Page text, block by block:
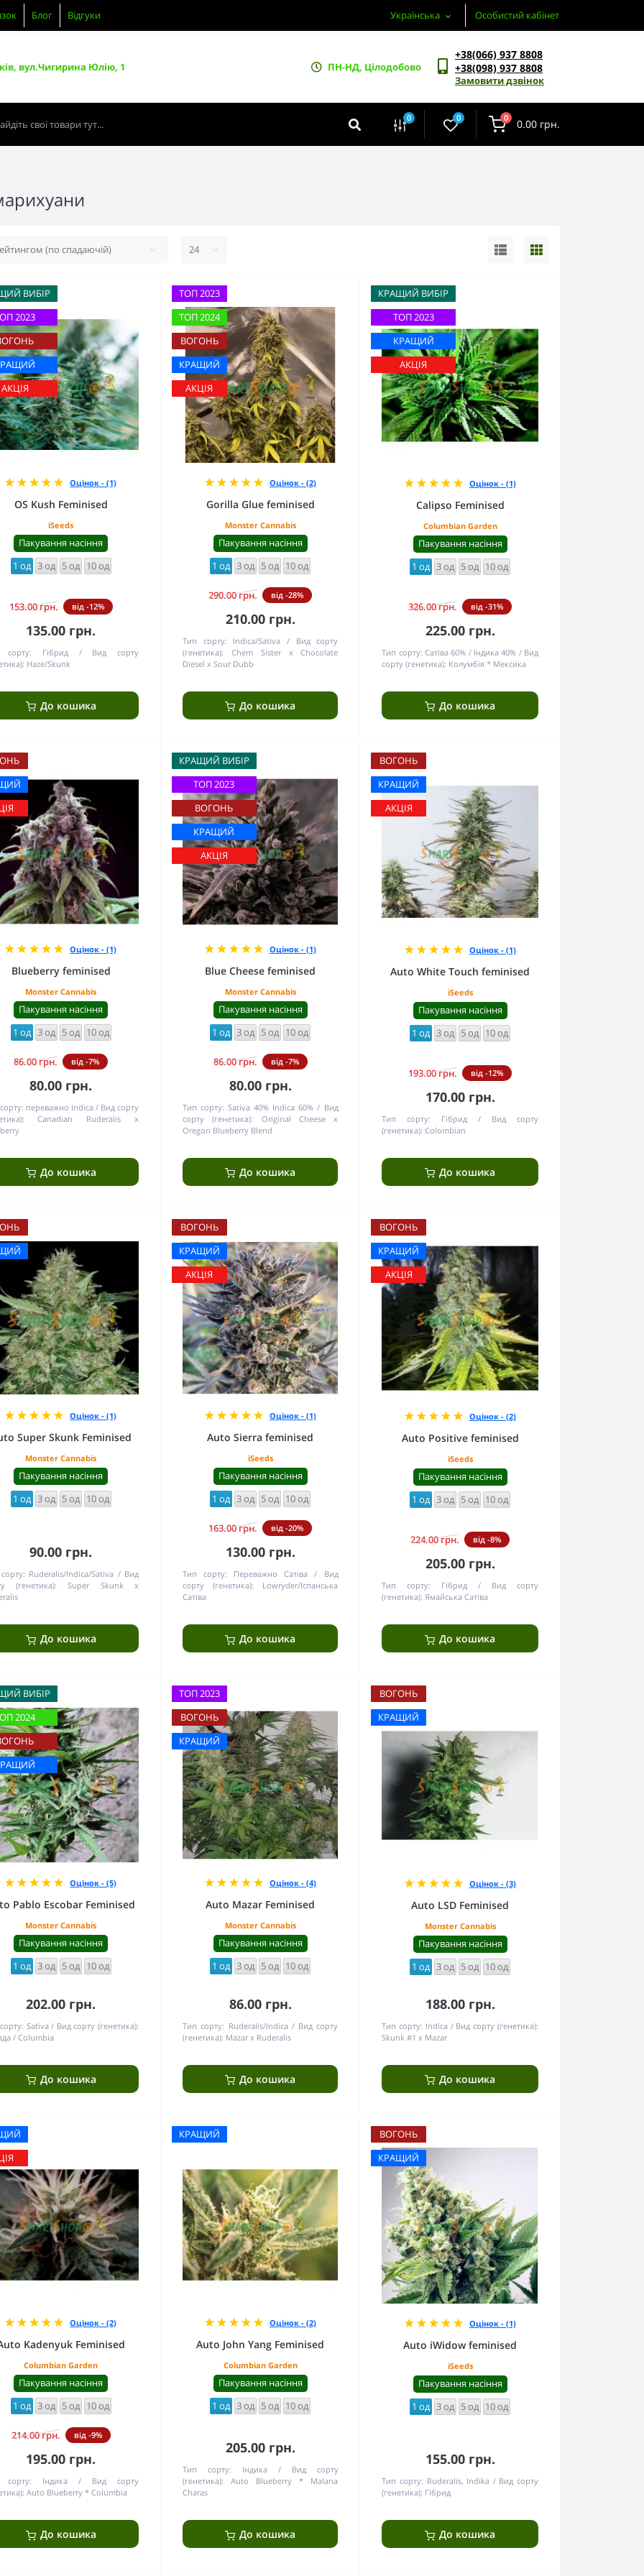
Блог Відгуки Українська Особистий кабінет
вул.Чигирина Юлію, 1 ПН-НД, Цілодобово
+38(066) 937 8808
+38(098) 937 8808
Замовити дзвінок
0 0 0 0.00 грн.
ВИБІР
2023
АКЦІЯ
Оцінок - (1)
OS Kush Feminised
iSeeds
Пакування насіння
1 од 3 од 5 од 10 од
153.00 грн. від -12%
135.00 грн.
сорту: Гібрид
Вид сорту
Haze/Skunk
До кошика
ТОП 2023
ТОП 2024
ВОГОНЬ
КРАЩИЙ
АКЦІЯ
Оцінок - (2)
Gorilla Glue feminised
Monster Cannabis
Пакування насіння
1 од 3 од 5 од 10 од
290.00 грн. від -28%
210.00 грн.
Тип сорту: Indica/Sativa
Вид сорту
(генетика):
Chem Sister x Chocolate
Diesel x Sour Dubb
До кошика
КРАЩИЙ ВИБІР
ТОП 2023
КРАЩИЙ
АКЦІЯ
Оцінок - (1)
Calipso Feminised
Columbian Garden
Пакування насіння
1 од 3 од 5 од 10 од
326.00 грн. від -31%
225.00 грн.
Тип сорту: Сатіва 60% / Індика 40%
Вид
сорту (генетика): Колумбія * Мексика
До кошика
Оцінок - (1)
Blueberry feminised
Monster Cannabis
Пакування насіння
1 од 3 од 5 од 10 од
86.00 грн. від -7%
80.00 грн.
переважно Indica
Вид сорту
Canadian Ruderalis x
До кошика
КРАЩИЙ ВИБІР
ТОП 2023
ВОГОНЬ
КРАЩИЙ
АКЦІЯ
Оцінок - (1)
Blue Cheese feminised
Monster Cannabis
Пакування насіння
1 од 3 од 5 од 10 од
86.00 грн. від -7%
80.00 грн.
Тип сорту: Sativa 40% Indica 60%
Вид
сорту (генетика):
Original Cheese x
Oregon Blueberry Blend
До кошика
ВОГОНЬ
КРАЩИЙ
АКЦІЯ
Оцінок - (1)
Auto White Touch feminised
iSeeds
Пакування насіння
1 од 3 од 5 од 10 од
193.00 грн. від -12%
170.00 грн.
Тип сорту: Гібрид
Вид сорту
(генетика): Colombian
До кошика
Оцінок - (1)
Super Skunk Feminised
Monster Cannabis
Пакування насіння
1 од 3 од 5 од 10 од
90.00 грн.
Ruderalis/Indica/Sativa
Вид
(генетика):
Super Skunk x
До кошика
ВОГОНЬ
КРАЩИЙ
АКЦІЯ
Оцінок - (1)
Auto Sierra feminised
iSeeds
Пакування насіння
1 од 3 од 5 од 10 од
163.00 грн. від -20%
130.00 грн.
Тип сорту: Переважно Сатіва
Вид
сорту (генетика):
Lowryder/Іспанська
Сатіва
До кошика
ВОГОНЬ
КРАЩИЙ
АКЦІЯ
Оцінок - (2)
Auto Positive feminised
iSeeds
Пакування насіння
1 од 3 од 5 од 10 од
224.00 грн. від -8%
205.00 грн.
Тип сорту: Гібрид
Вид сорту
(генетика): Ямайська Сатіва
До кошика
ВИБІР
2024
Оцінок - (5)
Pablo Escobar Feminised
Monster Cannabis
Пакування насіння
1 од 3 од 5 од 10 од
202.00 грн.
Sativa
Вид сорту (генетика):
/ Columbia
До кошика
ТОП 2023
ВОГОНЬ
КРАЩИЙ
Оцінок - (4)
Auto Mazar Feminised
Monster Cannabis
Пакування насіння
1 од 3 од 5 од 10 од
86.00 грн.
Тип сорту: Ruderalis/Indica
Вид сорту
(генетика): Mazar x Ruderalis
До кошика
ВОГОНЬ
КРАЩИЙ
Оцінок - (3)
Auto LSD Feminised
Monster Cannabis
Пакування насіння
1 од 3 од 5 од 10 од
188.00 грн.
Тип сорту: Indica
Вид сорту (генетика):
Skunk #1 x Mazar
До кошика
Оцінок - (2)
Kadenyuk Feminised
Columbian Garden
Пакування насіння
1 од 3 од 5 од 10 од
214.00 грн. від -9%
195.00 грн.
сорту: Індика
Вид сорту
Auto Blueberry * Columbia
До кошика
КРАЩИЙ
Оцінок - (2)
Auto John Yang Feminised
Columbian Garden
Пакування насіння
1 од 3 од 5 од 10 од
205.00 грн.
Тип сорту: Індика
Вид сорту
(генетика):
Auto Blueberry * Malana
Charas
До кошика
ВОГОНЬ
КРАЩИЙ
Оцінок - (1)
Auto iWidow feminised
iSeeds
Пакування насіння
1 од 3 од 5 од 10 од
155.00 грн.
Тип сорту: Ruderalis, Indika
Вид сорту
(генетика): Гібрид
До кошика